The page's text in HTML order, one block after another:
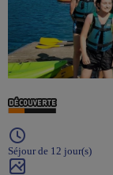
Séjour de 12 jour(s)